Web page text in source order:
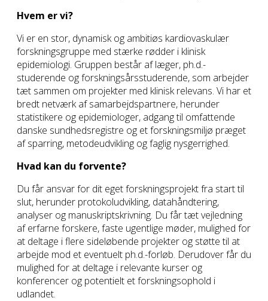
Hvem er vi?
Vi er en stor, dynamisk og ambitiøs kardiovaskulær
forskningsgruppe med stærke rødder i klinisk
epidemiologi. Gruppen består af læger, ph.d.-
studerende og forskningsårsstuderende, som arbejder
tæt sammen om projekter med klinisk relevans. Vi har et
bredt netværk af samarbejdspartnere, herunder
statistikere og epidemiologer, adgang til omfattende
danske sundhedsregistre og et forskningsmiljø præget
af sparring, metodeudvikling og faglig nysgerrighed.
Hvad kan du forvente?
Du får ansvar for dit eget forskningsprojekt fra start til
slut, herunder protokoludvikling, datahåndtering,
analyser og manuskriptskrivning. Du får tæt vejledning
af erfarne forskere, faste ugentlige møder, mulighed for
at deltage i flere sideløbende projekter og støtte til at
arbejde mod et eventuelt ph.d.-forløb. Derudover får du
mulighed for at deltage i relevante kurser og
konferencer og potentielt et forskningsophold i
udlandet.